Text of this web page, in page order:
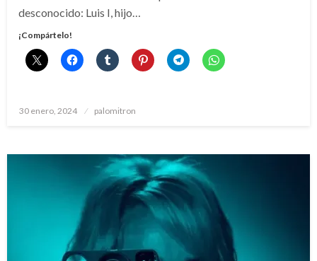
desconocido: Luis I, hijo…
¡Compártelo!
Publicado
30 enero, 2024 palomitron